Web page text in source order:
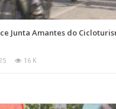
Junta Amantes do
16 K